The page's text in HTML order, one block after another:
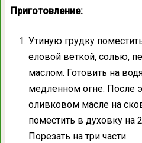
Приготовление:
Утиную грудку
еловой веткой, солью,
маслом. Готовить на
медленном огне. После
оливковом масле на
поместить в духовку на
Порезать на три части.